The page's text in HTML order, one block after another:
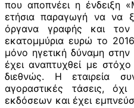
που αποπνέει η ένδειξη
ετήσια παραγωγή να να
όργανα γραφής και
εκατομμύρια ευρώ το
μόνο ηγετική δύναμη
έχει αναπτυχθεί με
διεθνώς. Η εταιρεία
αγοραστικές τάσεις,
εκδόσεων και έχει